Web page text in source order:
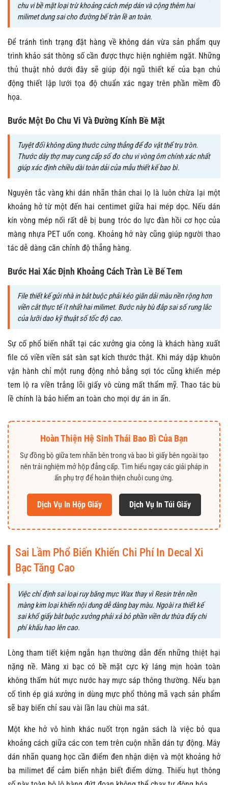
chu vi bề mặt loại trừ khoảng cách mép dán và cộng thêm hai
milimet dung sai cho đường bế tràn lề an toàn.
Để tránh tình trạng đặt hàng về không dán vừa sản phẩm quy
trình khảo sát thông số cần được thực hiện nghiêm ngặt. Những
thủ thuật nhỏ dưới đây sẽ giúp đội ngũ thiết kế của bạn chủ
động thiết lập lưới tọa độ chuẩn xác ngay trên phần mềm đồ
họa.
Bước Một Đo Chu Vi Và Đường Kính Bề Mặt
Tuyệt đối không dùng thước cứng thẳng để đo vật thể trụ tròn.
Thước dây thợ may cung cấp số đo chu vi vòng ôm chính xác nhất
giúp xác định chiều dài toàn dải của mẫu thiết kế bao bì.
Nguyên tắc vàng khi dán nhãn thân chai lọ là luôn chừa lại một
khoảng hở từ một đến hai centimet giữa hai mép dọc. Nếu dán
kín vòng mép nối rất dễ bị bung tróc do lực đàn hồi cơ học của
màng nhựa PET uốn cong. Khoảng hở này cũng giúp người thao
tác dễ dàng căn chỉnh độ thẳng hàng.
Bước Hai Xác Định Khoảng Cách Tràn Lề Bế Tem
File thiết kế gửi nhà in bắt buộc phải kéo giãn dải màu nền rộng hơn
viền cắt thực tế ít nhất hai milimet. Bước này bù đắp sai số rung lắc
của lưỡi dao kỹ thuật số tốc độ cao.
Sự cố phổ biến nhất tại các xưởng gia công là khách hàng xuất
file có viền viền sát sàn sạt kích thước thật. Khi máy dập khuôn
vận hành chỉ một rung động nhỏ bằng sợi tóc cũng khiến mép
tem lộ ra viền trắng lõi giấy vô cùng mất thẩm mỹ. Thao tác bù
lề chính là bảo hiểm an toàn cho mọi dự án in ấn.
Hoàn Thiện Hệ Sinh Thái Bao Bì Của Bạn
Sự đồng bộ giữa tem nhãn bên trong và bao bì giấy bên ngoài tạo
nên trải nghiệm mở hộp đẳng cấp. Tìm hiểu ngay các giải pháp in
ấn phụ trợ để hoàn thiện chuỗi cung ứng.
Dịch Vụ In Hộp Giấy Dịch Vụ In Túi Giấy
Sai Lầm Phổ Biến Khiến Chi Phí In Decal Xi
Bạc Tăng Cao
Việc chỉ định sai loại ruy băng mực Wax thay vì Resin trên nền
màng kim loại khiến nội dung dễ dàng bay màu. Ngoài ra thiết kế
sai khổ giấy bắt buộc xưởng phải xả bỏ phần viền dư thừa đẩy chi
phí khấu hao lên cao.
Lòng tham tiết kiệm ngắn hạn thường dẫn đến những thiệt hại
nặng nề. Màng xi bạc có bề mặt cực kỳ láng mịn hoàn toàn
không thấm hút mực nước hay mực sáp thông thường. Nếu bạn
cố tình ép giá xưởng in dùng mực phổ thông mã vạch sản phẩm
sẽ bay biến chỉ sau vài lần lau chùi ma sát.
Một khe hở vô hình khác nuốt trọn ngân sách là việc bỏ qua
khoảng cách giữa các con tem trên cuộn nhãn dán tự động. Máy
dán nhãn quang học cần điểm đen nhận diện và một khoảng hở
ba milimet để cảm biến nhận biết điểm dừng. Thiếu hụt thông